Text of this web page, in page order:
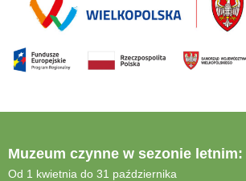
Muzeum czynne w sezonie letnim:
Od 1 kwietnia do 31 października